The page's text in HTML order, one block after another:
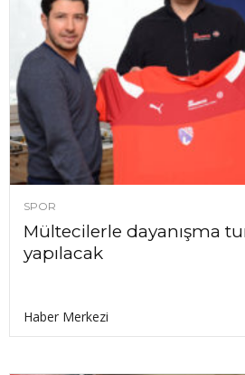
SPOR
Mültecilerle dayanışma
yapılacak
Haber Merkezi